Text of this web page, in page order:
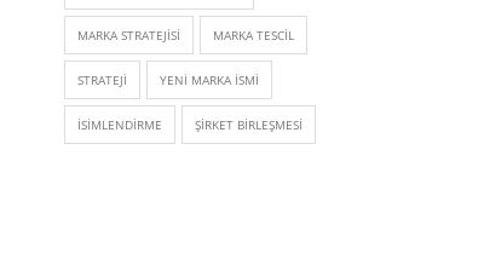
MARKA STRATEJISI MARKA TESCIL
STRATEJI YENI MARKA ISMI
İSIMLENDIRME ŞIRKET BIRLEŞMESI